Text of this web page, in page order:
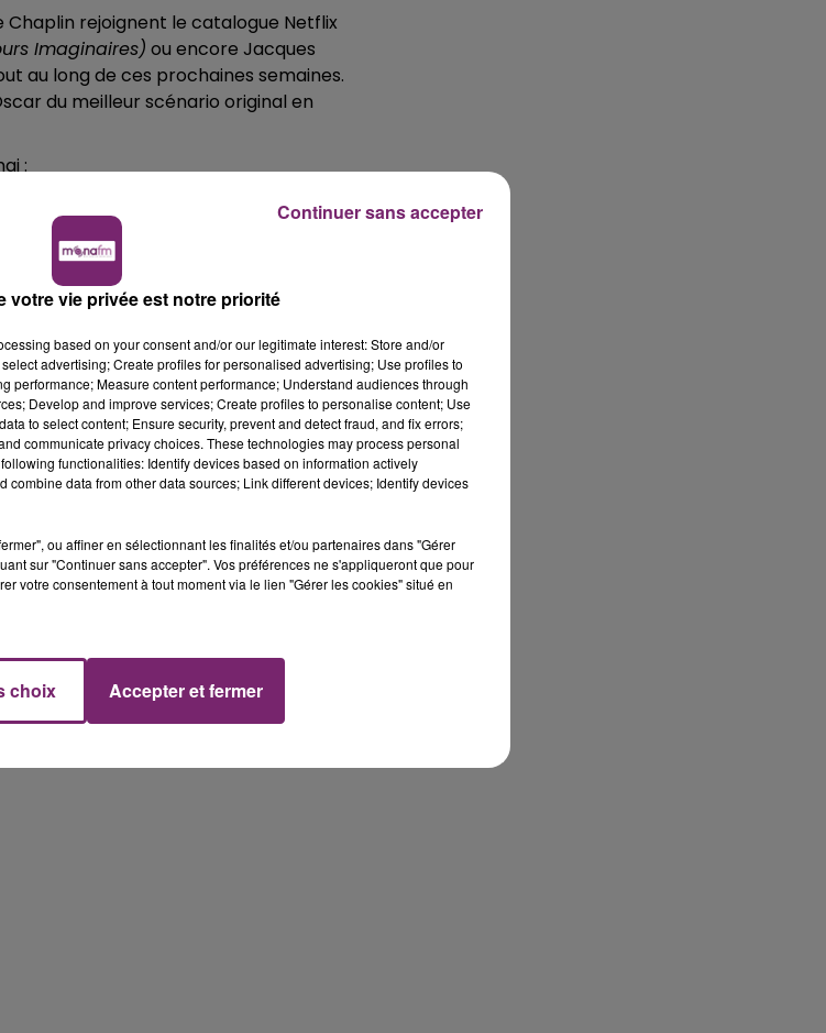
Chaplin rejoignent le catalogue Netflix
Imaginaires) ou encore Jacques
au long de ces prochaines semaines.
du meilleur scénario original en
:
votre vie privée est notre priorité
based on your consent and/or our legitimate interest: Store and/or
advertising; Create profiles for personalised advertising; Use profiles to
performance; Measure content performance; Understand audiences through
Develop and improve services; Create profiles to personalise content; Use
to select content; Ensure security, prevent and detect fraud, and fix errors;
communicate privacy choices. These technologies may process personal
functionalities: Identify devices based on information actively
data from other data sources; Link different devices; Identify devices
ou affiner en sélectionnant les finalités et/ou partenaires dans "Gérer
sur "Continuer sans accepter". Vos préférences ne s'appliqueront que pour
votre consentement à tout moment via le lien "Gérer les cookies" situé en
choix Accepter et fermer
Continuer sans accepter